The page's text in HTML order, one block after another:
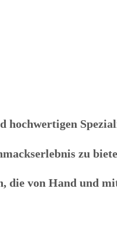
hochwertigen
zu
die von Hand und